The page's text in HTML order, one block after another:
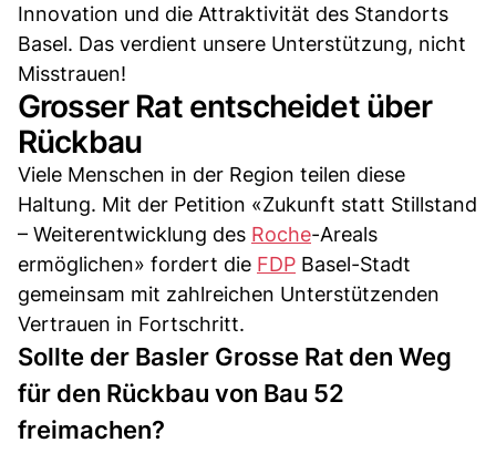
Innovation und die Attraktivität des Standorts
Basel. Das verdient unsere Unterstützung, nicht
Misstrauen!
Grosser Rat entscheidet über
Rückbau
Viele Menschen in der Region teilen diese
Haltung. Mit der Petition «Zukunft statt Stillstand
– Weiterentwicklung des Roche-Areals
ermöglichen» fordert die FDP Basel-Stadt
gemeinsam mit zahlreichen Unterstützenden
Vertrauen in Fortschritt.
Sollte der Basler Grosse Rat den Weg
für den Rückbau von Bau 52
freimachen?